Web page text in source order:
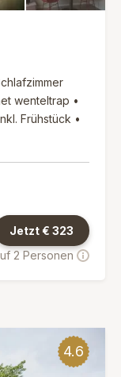
wenteltrap •
Frühstück •
Jetzt €323
2 Personen
4.6